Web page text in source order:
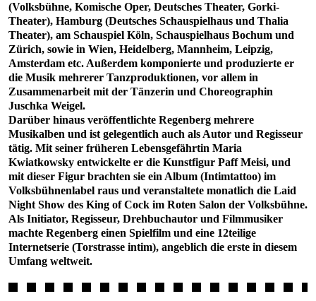
(Volksbühne, Komische Oper, Deutsches Theater, Gorki-
Theater), Hamburg (Deutsches Schauspielhaus und Thalia
Theater), am Schauspiel Köln, Schauspielhaus Bochum und
Zürich, sowie in Wien, Heidelberg, Mannheim, Leipzig,
Amsterdam etc. Außerdem komponierte und produzierte er
die Musik mehrerer Tanzproduktionen, vor allem in
Zusammenarbeit mit der Tänzerin und Choreographin
Juschka Weigel.
Darüber hinaus veröffentlichte Regenberg mehrere
Musikalben und ist gelegentlich auch als Autor und Regisseur
tätig. Mit seiner früheren Lebensgefährtin Maria
Kwiatkowsky entwickelte er die Kunstfigur Paff Meisi, und
mit dieser Figur brachten sie ein Album (Intimtattoo) im
Volksbühnenlabel raus und veranstaltete monatlich die Laid
Night Show des King of Cock im Roten Salon der Volksbühne.
Als Initiator, Regisseur, Drehbuchautor und Filmmusiker
machte Regenberg einen Spielfilm und eine 12teilige
Internetserie (Torstrasse intim), angeblich die erste in diesem
Umfang weltweit.